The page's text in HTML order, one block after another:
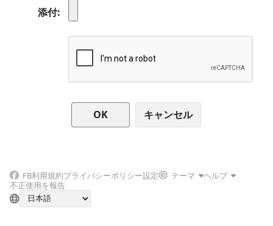
添付
キャンセル
FB利用規約プライバシーポリシー設定 テーマ
ヘルプ
不正使用を報告